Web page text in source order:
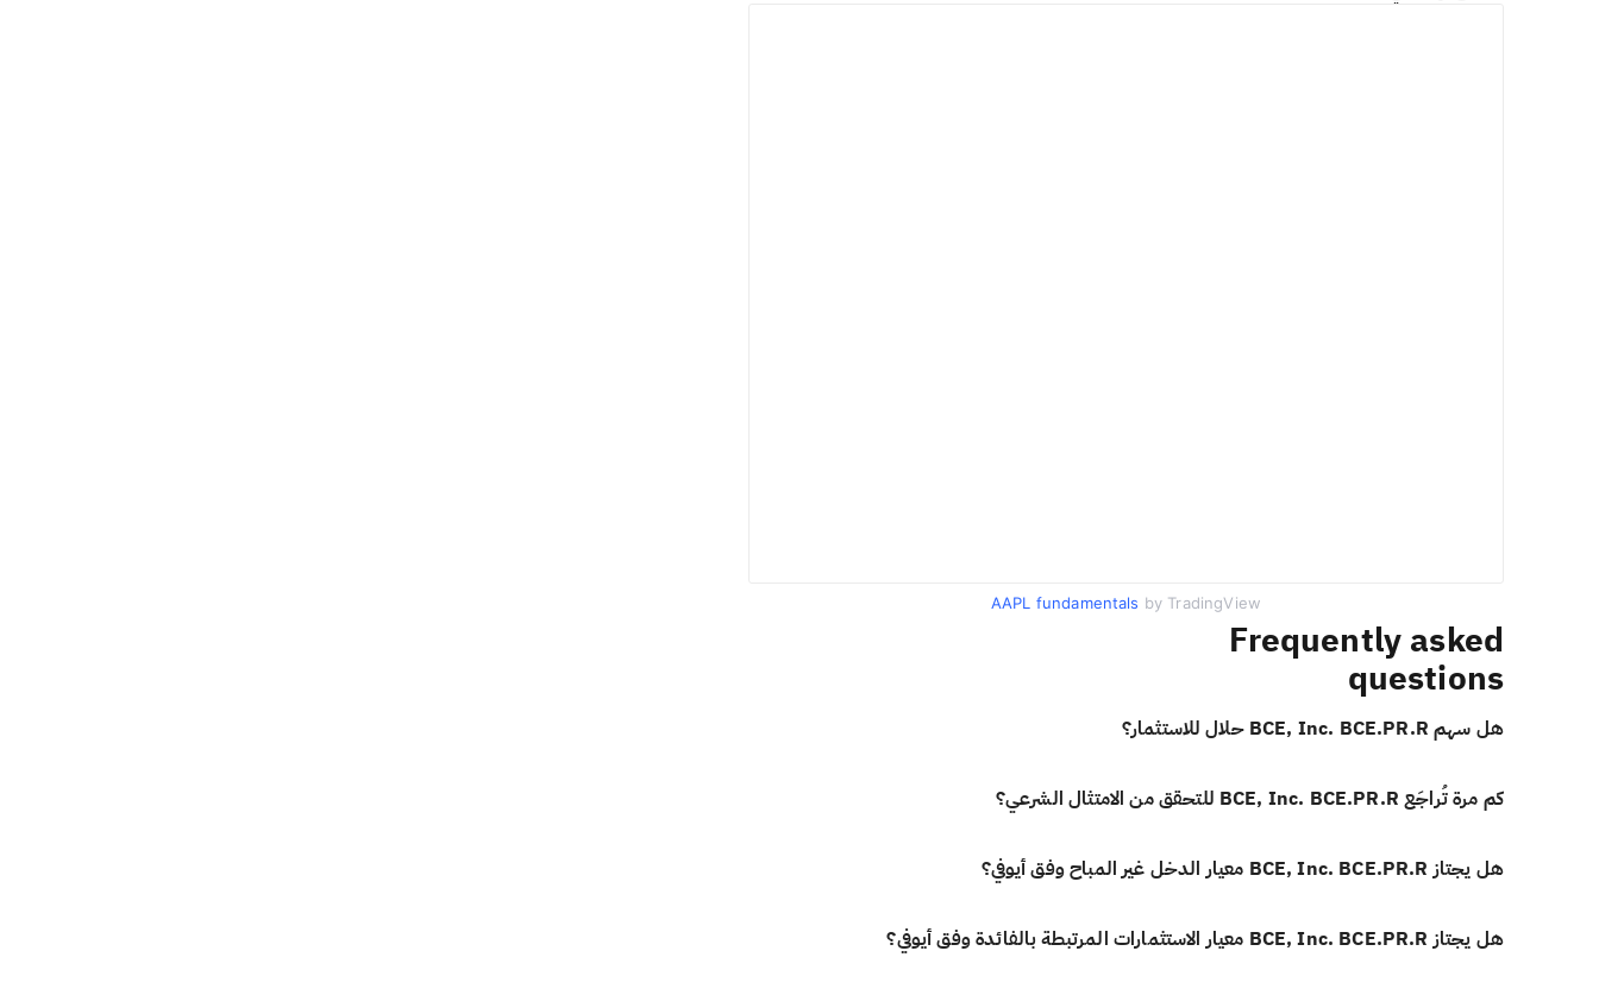
AAPL fundamentals by TradingView
Frequently asked
questions
هل سهم BCE, Inc. BCE.PR.R حلال للاستثمار؟
كم مرة تُراجَع BCE, Inc. BCE.PR.R للتحقق من الامتثال الشرعي؟
هل يجتاز BCE, Inc. BCE.PR.R معيار الدخل غير المباح وفق أيوفي؟
هل يجتاز BCE, Inc. BCE.PR.R معيار الاستثمارات المرتبطة بالفائدة وفق أيوفي؟